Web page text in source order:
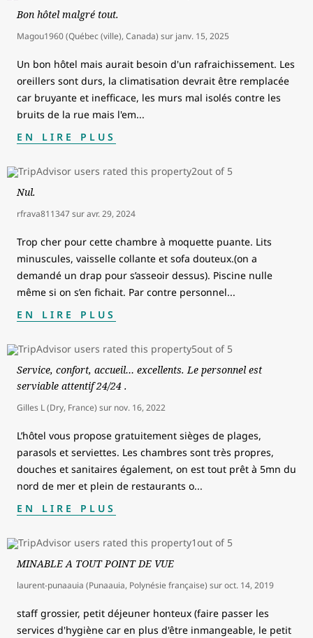
Bon hôtel malgré tout.
Magou1960 (Québec (ville), Canada) sur janv. 15, 2025
Un bon hôtel mais aurait besoin d'un rafraichissement. Les
oreillers sont durs, la climatisation devrait être remplacée
car bruyante et inefficace, les murs mal isolés contre les
bruits de la rue mais l'em...
EN LIRE PLUS
Nul.
rfrava811347 suravr. 29, 2024
Trop cher pour cette chambre à moquette puante. Lits
minuscules, vaisselle collante et sofa douteux.(on a
demandé un drap pour s’asseoir dessus). Piscine nulle
même si on s’en fichait. Par contre personnel...
EN LIRE PLUS
Service, confort, accueil… excellents. Le personnel est
serviable attentif 24/24 .
Gilles L (Dry, France) sur nov. 16, 2022
L’hôtel vous propose gratuitement sièges de plages,
parasols et serviettes. Les chambres sont très propres,
douches et sanitaires également, on est tout prêt à 5mn du
nord de mer et plein de restaurants o...
EN LIRE PLUS
MINABLE A TOUT POINT DE VUE
laurent-punaauia (Punaauia, Polynésie française) suroct. 14, 2019
staff grossier, petit déjeuner honteux (faire passer les
services d'hygiène car en plus d'être inmangeable, le petit